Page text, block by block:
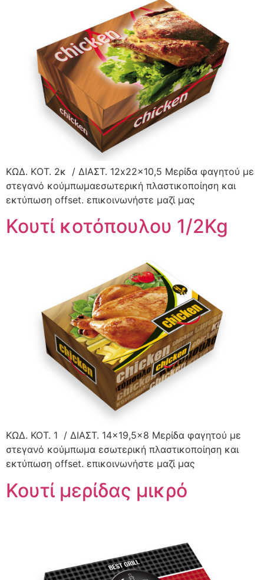
ΚΩΔ. KΟΤ. 2κ / ΔΙΑΣΤ. 12x22x10,5 Μερίδα φαγητού με
στεγανό κούμπωμαεσωτερική πλαστικοποίηση και
εκτύπωση offset. επικοινωνήστε μαζί μας
Κουτί κοτόπουλου 1/2Kg
ΚΩΔ. ΚΟΤ. 1 / ΔΙΑΣΤ. 14×19,5×8 Μερίδα φαγητού με
στεγανό κούμπωμα εσωτερική πλαστικοποίηση και
εκτύπωση offset. επικοινωνήστε μαζί μας
Κουτί μερίδας μικρό